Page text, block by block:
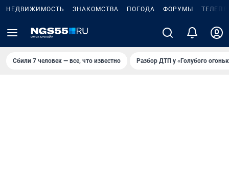
НЕДВИЖИМОСТЬ ЗНАКОМСТВА ПОГОДА ФОРУМЫ
Сбили 7 человек — все, что известно Разбор ДТП у «Голубого